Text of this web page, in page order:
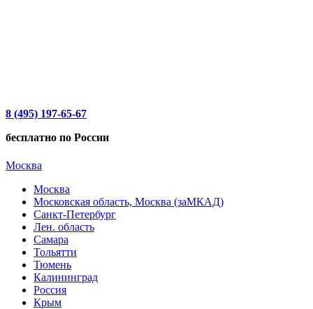
8 (495) 197-65-67
бесплатно по России
Москва
Москва
Московская область, Москва (заМКАД)
Санкт-Петербург
Лен. область
Самара
Тольятти
Тюмень
Калининград
Россия
Крым